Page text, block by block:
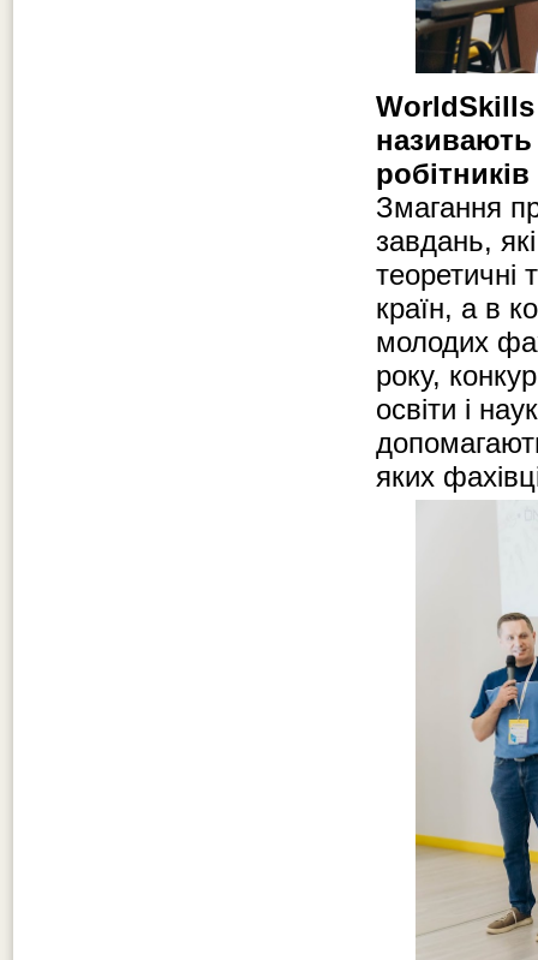
називають
Змагання
завдань,
теоретичні
країн, а в
молодих
року,
освіти і
яких